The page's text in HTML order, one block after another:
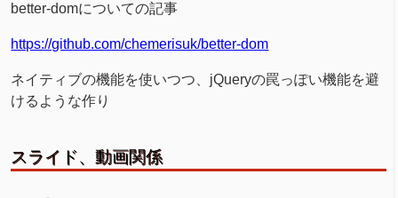
better-domについての記事
https://github.com/chemerisuk/better-dom
ネイティブの機能を使いつつ、jQueryの罠っぽい機能を避
けるような作り
スライド、動画関係